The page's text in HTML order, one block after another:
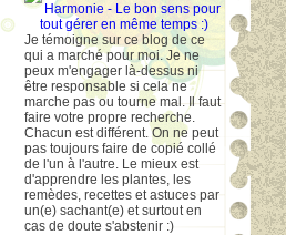
Je témoigne sur ce blog de ce
qui a marché pour moi. Je ne
peux m'engager là-dessus ni
être responsable si cela ne
marche pas ou tourne mal. Il faut
faire votre propre recherche.
Chacun est différent. On ne peut
pas toujours faire de copié collé
de l'un à l'autre. Le mieux est
d'apprendre les plantes, les
remèdes, recettes et astuces par
un(e) sachant(e) et surtout en
cas de doute s'abstenir :)